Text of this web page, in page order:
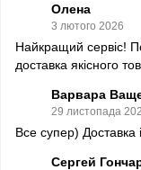
Олена
3 лютого 2026
Найкращий сервіс!
доставка якісного
Варвара
29 листопада
Все супер) Доставка
Сергей